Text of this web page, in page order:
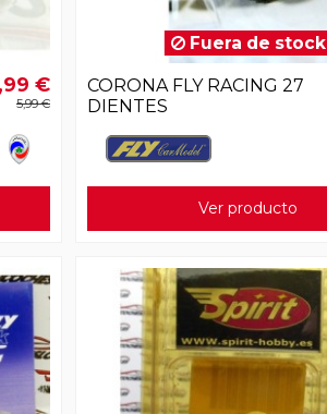
€
5,99 €
Fuera de stock
CORONA FLY RACING 27
DIENTES
Ver producto